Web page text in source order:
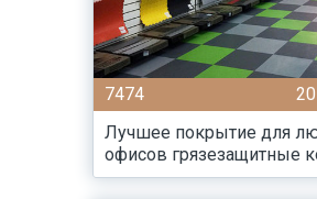
7474
Лучшее покрытие для
офисов грязезащитные